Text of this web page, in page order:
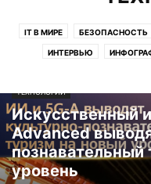
IT В МИРЕ БЕЗОПАСНОСТЬ
ИНТЕРВЬЮ
ТЕЛЕКОММУНИКАЦИИ
ТЕХНОЛОГИИ
Искусственный
Advanced
уровень